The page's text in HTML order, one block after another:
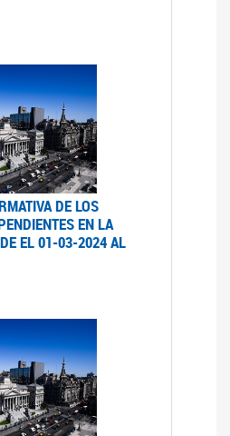
DE LOS
EN LA
EL 01-03-2024 AL